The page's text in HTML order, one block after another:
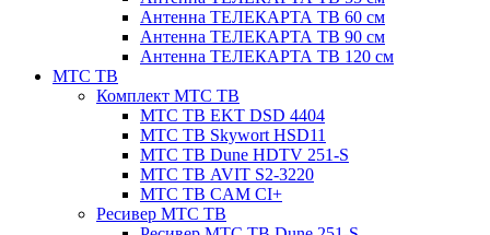
Антенна ТЕЛЕКАРТА ТВ 60 см
Антенна ТЕЛЕКАРТА ТВ 90 см
Антенна ТЕЛЕКАРТА ТВ 120 см
МТС ТВ
Комплект МТС ТВ
МТС ТВ EKT DSD 4404
МТС ТВ Skywort HSD11
МТС ТВ Dune HDTV 251-S
МТС ТВ AVIT S2-3220
МТС ТВ CAM CI+
Ресивер МТС ТВ